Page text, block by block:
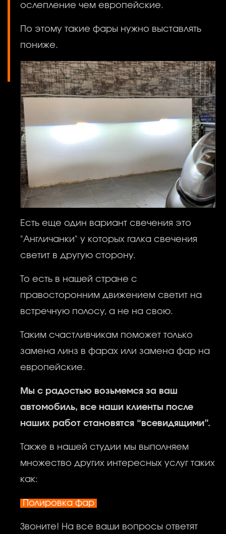
ослепление чем европейские.
По этому такие фары нужно выставлять
пониже.
Есть еще один вариант свечения это
"Англичанки" у которых галка свечения
светит в другую сторону.
То есть в нашей стране с
правосторонним движением светит на
встречную полосу, а не на свою.
Таким счастливчикам поможет только
замена линз в фарах или замена фар на
европейские.
Мы с радостью возьмемся за ваш
автомобиль, все наши клиенты после
наших работ становятся “всевидящими”.
Также в нашей студии мы выполняем
множество других интересных услуг таких
как:
Полировка фар
Звоните! На все ваши вопросы ответят